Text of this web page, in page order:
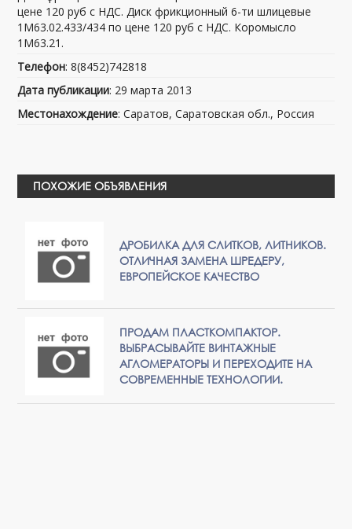
цене 120 руб с НДС. Диск фрикционный 6-ти шлицевые
1М63.02.433/434 по цене 120 руб с НДС. Коромысло
1М63.21.
Телефон: 8(8452)742818
Дата публикации: 29 марта 2013
Местонахождение: Саратов, Саратовская обл., Россия
ПОХОЖИЕ ОБЪЯВЛЕНИЯ
ДРОБИЛКА ДЛЯ СЛИТКОВ, ЛИТНИКОВ.
ОТЛИЧНАЯ ЗАМЕНА ШРЕДЕРУ,
ЕВРОПЕЙСКОЕ КАЧЕСТВО
ПРОДАМ ПЛАСТКОМПАКТОР.
ВЫБРАСЫВАЙТЕ ВИНТАЖНЫЕ
АГЛОМЕРАТОРЫ И ПЕРЕХОДИТЕ НА
СОВРЕМЕННЫЕ ТЕХНОЛОГИИ.